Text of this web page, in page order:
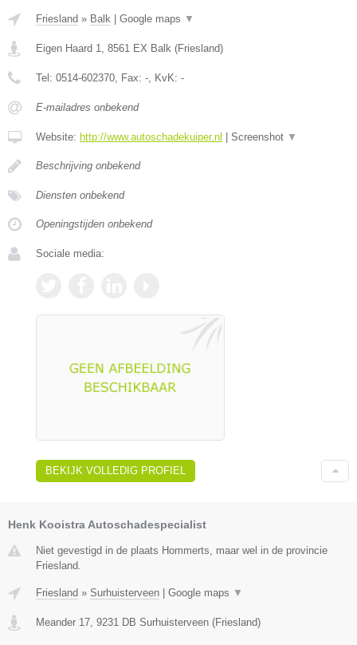
Friesland » Balk | Google maps ▼
Eigen Haard 1 8561 EX Balk (Friesland)
Tel: 0514-602370 , Fax: - , KvK: -
E-mailadres onbekend
Website: http://www.autoschadekuiper.nl | Screenshot ▼
Beschrijving onbekend
Diensten onbekend
Openingstijden onbekend
Sociale media:
BEKIJK VOLLEDIG PROFIEL
Henk Kooistra Autoschadespecialist
Niet gevestigd in de plaats Hommerts, maar wel in de provincie
Friesland.
Friesland » Surhuisterveen Google maps ▼
Meander 17, 9231 DB Surhuisterveen (Friesland)